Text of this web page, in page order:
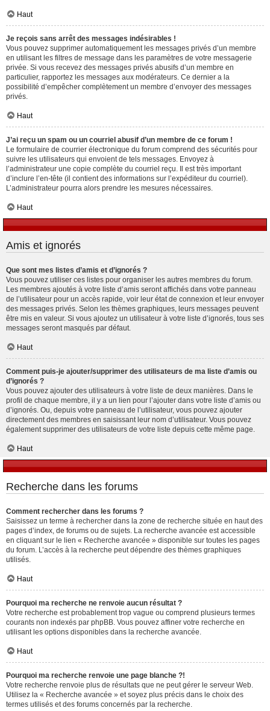
Haut
Je reçois sans arrêt des messages indésirables !
Vous pouvez supprimer automatiquement les messages privés d’un membre
en utilisant les filtres de message dans les paramètres de votre messagerie
privée. Si vous recevez des messages privés abusifs d’un membre en
particulier, rapportez les messages aux modérateurs. Ce dernier a la
possibilité d’empêcher complètement un membre d’envoyer des messages
privés.
Haut
J’ai reçu un spam ou un courriel abusif d’un membre de ce forum !
Le formulaire de courrier électronique du forum comprend des sécurités pour
suivre les utilisateurs qui envoient de tels messages. Envoyez à
l’administrateur une copie complète du courriel reçu. Il est très important
d’inclure l’en-tête (il contient des informations sur l’expéditeur du courriel).
L’administrateur pourra alors prendre les mesures nécessaires.
Haut
Amis et ignorés
Que sont mes listes d’amis et d’ignorés ?
Vous pouvez utiliser ces listes pour organiser les autres membres du forum.
Les membres ajoutés à votre liste d’amis seront affichés dans votre panneau
de l’utilisateur pour un accès rapide, voir leur état de connexion et leur envoyer
des messages privés. Selon les thèmes graphiques, leurs messages peuvent
être mis en valeur. Si vous ajoutez un utilisateur à votre liste d’ignorés, tous ses
messages seront masqués par défaut.
Haut
Comment puis-je ajouter/supprimer des utilisateurs de ma liste d’amis ou
d’ignorés ?
Vous pouvez ajouter des utilisateurs à votre liste de deux manières. Dans le
profil de chaque membre, il y a un lien pour l’ajouter dans votre liste d’amis ou
d’ignorés. Ou, depuis votre panneau de l’utilisateur, vous pouvez ajouter
directement des membres en saisissant leur nom d’utilisateur. Vous pouvez
également supprimer des utilisateurs de votre liste depuis cette même page.
Haut
Recherche dans les forums
Comment rechercher dans les forums ?
Saisissez un terme à rechercher dans la zone de recherche située en haut des
pages d’index, de forums ou de sujets. La recherche avancée est accessible
en cliquant sur le lien « Recherche avancée » disponible sur toutes les pages
du forum. L’accès à la recherche peut dépendre des thèmes graphiques
utilisés.
Haut
Pourquoi ma recherche ne renvoie aucun résultat ?
Votre recherche est probablement trop vague ou comprend plusieurs termes
courants non indexés par phpBB. Vous pouvez affiner votre recherche en
utilisant les options disponibles dans la recherche avancée.
Haut
Pourquoi ma recherche renvoie une page blanche ?!
Votre recherche renvoie plus de résultats que ne peut gérer le serveur Web.
Utilisez la « Recherche avancée » et soyez plus précis dans le choix des
termes utilisés et des forums concernés par la recherche.